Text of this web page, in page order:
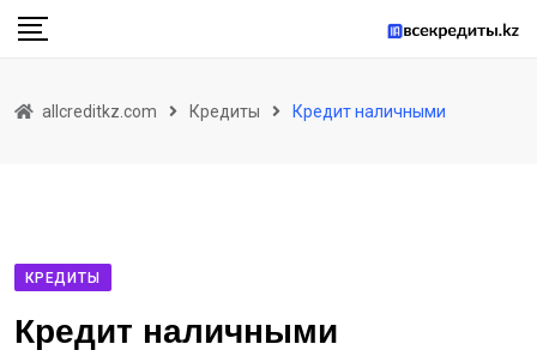
allcreditkz.com Кредиты Кредит наличными
КРЕДИТЫ
Кредит наличными